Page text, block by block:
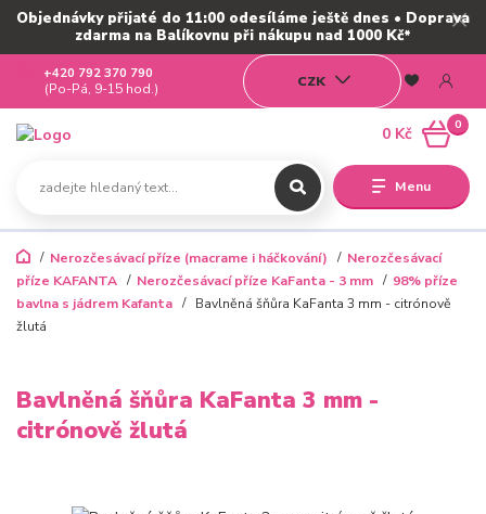
Objednávky přijaté do 11:00 odesíláme ještě dnes • Doprava
zdarma na Balíkovnu při nákupu nad 1000 Kč*
Menu
CZK
+420 792 370 790
(Po-Pá, 9-15 hod.)
0
0 Kč
Nerozčesávací příze (macrame i háčkování)
Nerozčesávací
příze KAFANTA
Nerozčesávací příze KaFanta - 3 mm
98% příze
bavlna s jádrem Kafanta
Bavlněná šňůra KaFanta 3 mm - citrónově
žlutá
Bavlněná šňůra KaFanta 3 mm -
citrónově žlutá